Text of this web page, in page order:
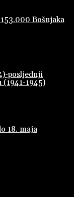
Bošnjaka
posljednji
(1941-1945)
18. maja